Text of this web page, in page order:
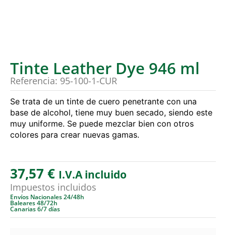
Tinte Leather Dye 946 ml
Referencia: 95-100-1-CUR
Se trata de un tinte de cuero penetrante con una
base de alcohol, tiene muy buen secado, siendo este
muy uniforme. Se puede mezclar bien con otros
colores para crear nuevas gamas.
37,57 € I.V.A incluido
Impuestos incluidos
Envíos Nacionales 24/48h
Baleares 48/72h
Canarias 6/7 días